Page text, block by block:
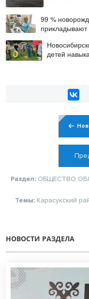
99 %
прикладывают
детей
Раздел: ОБЩЕСТВО
Темы: Карасукский
НОВОСТИ РАЗДЕЛА